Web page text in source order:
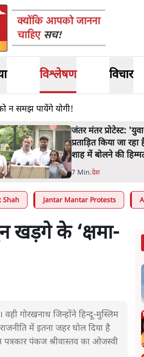
विश्लेषण विचार
न समझ पायेंगे योगी!
को
मोदी-
राहुल
Shah Jantar Mantar Protests
खड़गे के ‘क्षमा-
गोरखनाथ जिन्होंने हिन्दू-मुस्लिम
में इतना जहर घोल दिया है
पत्रकार पंकज श्रीवास्तव का ओजस्वी